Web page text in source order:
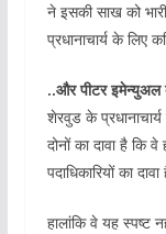
ने इसकी साख को
प्रधानाचार्य के लिए
..और पीटर इमेन्युअल
शेरवुड के
दोनों का दावा है
पदाधिकारियों का
हालांकि वे यह स्पष्ट